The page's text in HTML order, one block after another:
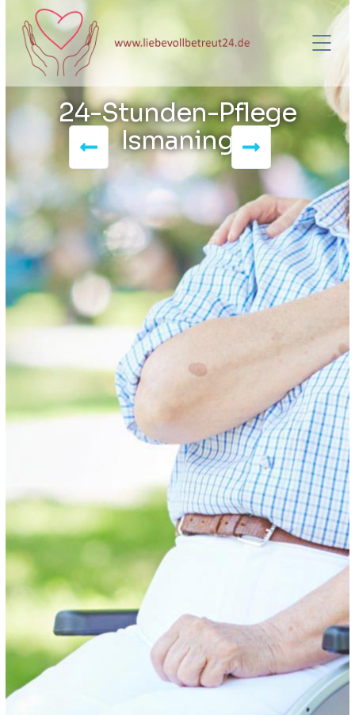
24-Stunden-Pflege
Ismaning